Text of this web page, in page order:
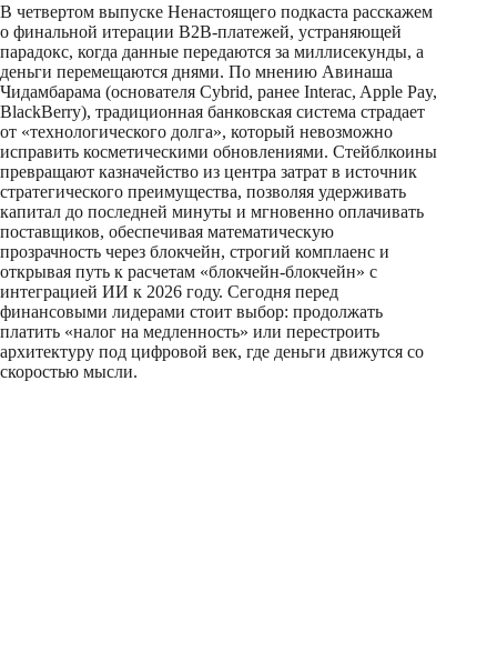
В четвертом выпуске Ненастоящего подкаста расскажем
о финальной итерации B2B-платежей, устраняющей
парадокс, когда данные передаются за миллисекунды, а
деньги перемещаются днями. По мнению Авинаша
Чидамбарама (основателя Cybrid, ранее Interac, Apple Pay,
BlackBerry), традиционная банковская система страдает
от «технологического долга», который невозможно
исправить косметическими обновлениями. Стейблкоины
превращают казначейство из центра затрат в источник
стратегического преимущества, позволяя удерживать
капитал до последней минуты и мгновенно оплачивать
поставщиков, обеспечивая математическую
прозрачность через блокчейн, строгий комплаенс и
открывая путь к расчетам «блокчейн-блокчейн» с
интеграцией ИИ к 2026 году. Сегодня перед
финансовыми лидерами стоит выбор: продолжать
платить «налог на медленность» или перестроить
архитектуру под цифровой век, где деньги движутся со
скоростью мысли.